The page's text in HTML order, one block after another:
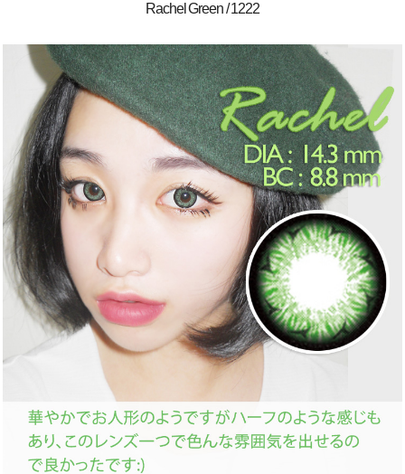
Rachel Green / 1222